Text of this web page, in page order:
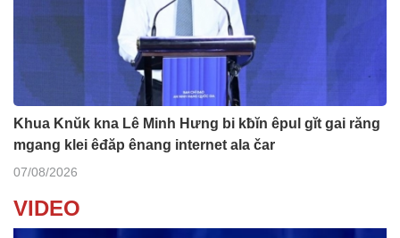
Khua Knŭk kna Lê Minh Hưng bi kƀĭn êpul gĭt gai răng
mgang klei êđăp ênang internet ala čar
07/08/2026
VIDEO